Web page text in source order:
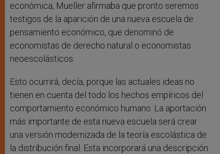
económica, Mueller afirmaba que pronto seremos
testigos de la aparición de una nueva escuela de
pensamiento económico, que denominó de
economistas de derecho natural o economistas
neoescolásticos.
Esto ocurrirá, decía, porque las actuales ideas no
tienen en cuenta del todo los hechos empíricos del
comportamiento económico humano. La aportación
más importante de esta nueva escuela será crear
una versión modernizada de la teoría escolástica de
la distribución final. Esta incorporará una descripción